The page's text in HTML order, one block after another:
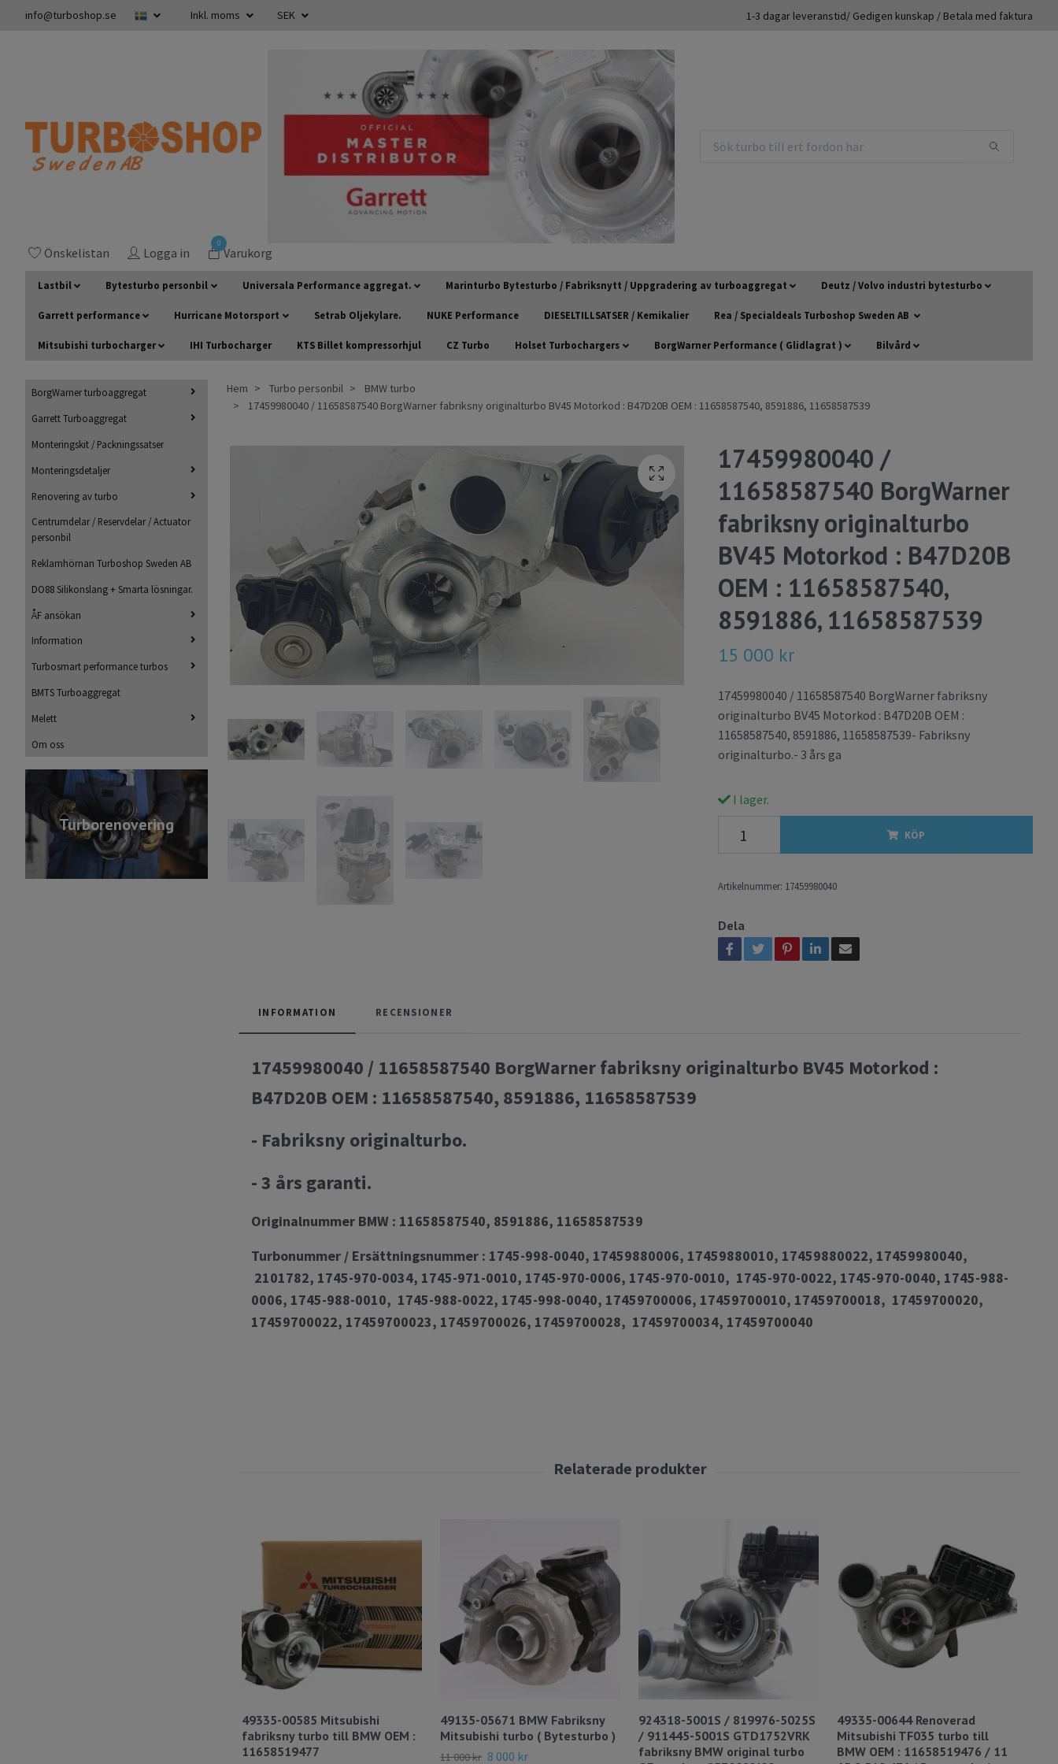
info@turboshop.se Inkl. moms SEK 1-3 dagar leveranstid/ Gedigen kunskap / Betala med faktura
Önskelistan Logga in
0
Varukorg
Lastbil Bytesturbo personbil Universala Performance aggregat. Marinturbo Bytesturbo / Fabriksnytt / Uppgradering av turboaggregat Deutz / Volvo industri bytesturbo
Garrett performance Hurricane Motorsport Setrab Oljekylare. NUKE Performance DIESELTILLSATSER / Kemikalier Rea / Specialdeals Turboshop Sweden AB
Mitsubishi turbocharger IHI Turbocharger KTS Billet kompressorhjul CZ Turbo Holset Turbochargers BorgWarner Performance ( Glidlagrat ) Bilvård
BorgWarner turboaggregat
Garrett Turboaggregat
Monteringskit / Packningssatser
Monteringsdetaljer
Renovering av turbo
Centrumdelar / Reservdelar / Actuator
personbil
Reklamhörnan Turboshop Sweden AB
DO88 Silikonslang + Smarta lösningar.
ÅF ansökan
Information
Turbosmart performance turbos
BMTS Turboaggregat
Melett
Om oss
Turborenovering
Hem Turbo personbil
BMW turbo
17459980040 / 11658587540 BorgWarner fabriksny originalturbo BV45 Motorkod : B47D20B OEM : 11658587540, 8591886, 11658587539
17459980040 /
11658587540 BorgWarner
fabriksny originalturbo
BV45 Motorkod : B47D20B
OEM : 11658587540,
8591886, 11658587539
15 000 kr
17459980040 / 11658587540 BorgWarner fabriksny
originalturbo BV45 Motorkod : B47D20B OEM :
11658587540, 8591886, 11658587539- Fabriksny
originalturbo.- 3 års ga
I lager.
KÖP
Artikelnummer: 17459980040
Dela
INFORMATION RECENSIONER
17459980040 / 11658587540 BorgWarner fabriksny originalturbo BV45 Motorkod :
B47D20B OEM : 11658587540, 8591886, 11658587539
- Fabriksny originalturbo.
- 3 års garanti.
Originalnummer BMW : 11658587540, 8591886, 11658587539
Turbonummer / Ersättningsnummer : 1745-998-0040, 17459880006, 17459880010, 17459880022, 17459980040,
2101782, 1745-970-0034, 1745-971-0010, 1745-970-0006, 1745-970-0010, 1745-970-0022, 1745-970-0040, 1745-988-
0006, 1745-988-0010, 1745-988-0022, 1745-998-0040, 17459700006, 17459700010, 17459700018, 17459700020,
17459700022, 17459700023, 17459700026, 17459700028, 17459700034, 17459700040
49335-00585 Mitsubishi
fabriksny turbo till BMW OEM :
11658519477
49135-05671 BMW Fabriksny
Mitsubishi turbo ( Bytesturbo )
11 000 kr 8 000 kr
924318-5001S / 819976-5025S
/ 911445-5001S GTD1752VRK
fabriksny BMW original turbo
49335-00644 Renoverad
Mitsubishi TF035 turbo till
BMW OEM : 11658519476 / 11